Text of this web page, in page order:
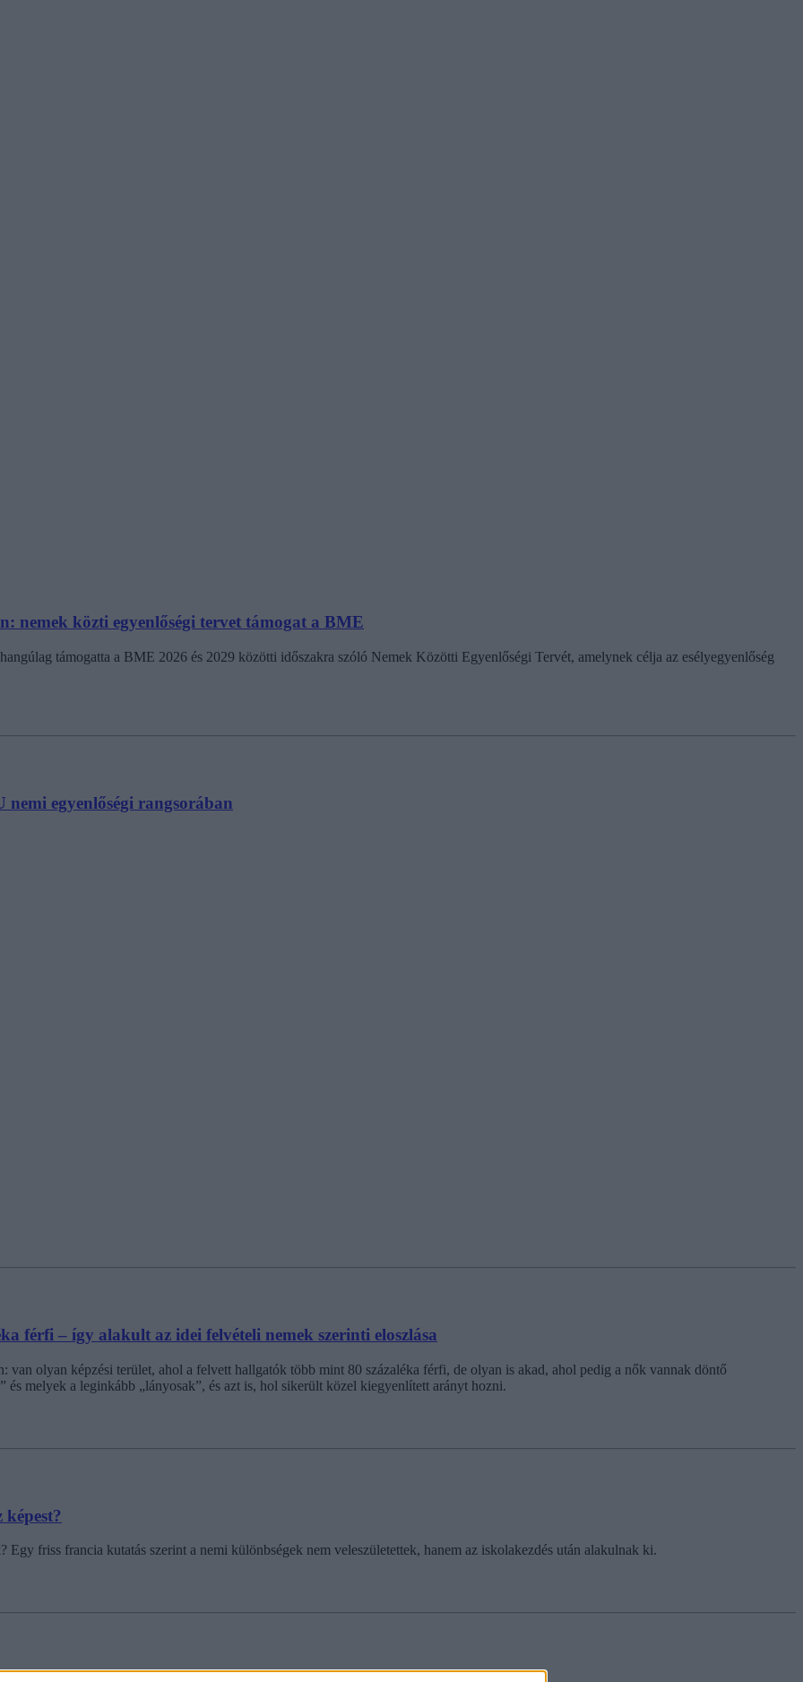
nemek közti egyenlőségi tervet támogat a BME
támogatta a BME 2026 és 2029 közötti időszakra szóló Nemek Közötti Egyenlőségi Tervét, amelynek célja az esélyegyenlőség
egyenlőségi rangsorában
férfi – így alakult az idei felvételi nemek szerinti eloszlása
olyan képzési terület, ahol a felvett hallgatók több mint 80 százaléka férfi, de olyan is akad, ahol pedig a nők vannak döntő
és melyek a leginkább „lányosak”, és azt is, hol sikerült közel kiegyenlített arányt hozni.
friss francia kutatás szerint a nemi különbségek nem veleszületettek, hanem az iskolakezdés után alakulnak ki.